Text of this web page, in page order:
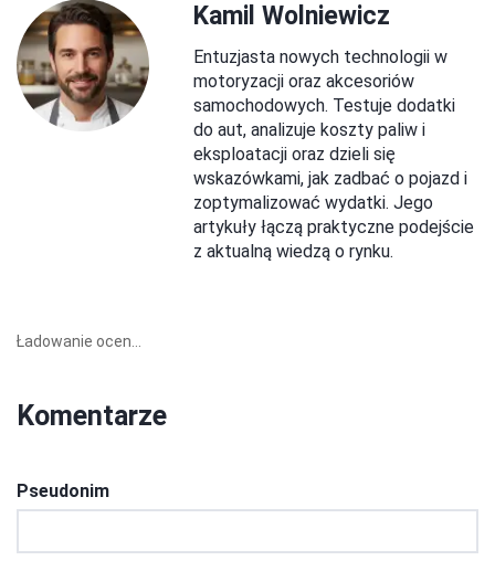
Kamil Wolniewicz
Entuzjasta nowych technologii w
motoryzacji oraz akcesoriów
samochodowych. Testuje dodatki
do aut, analizuje koszty paliw i
eksploatacji oraz dzieli się
wskazówkami, jak zadbać o pojazd i
zoptymalizować wydatki. Jego
artykuły łączą praktyczne podejście
z aktualną wiedzą o rynku.
Ładowanie ocen...
Komentarze
Pseudonim